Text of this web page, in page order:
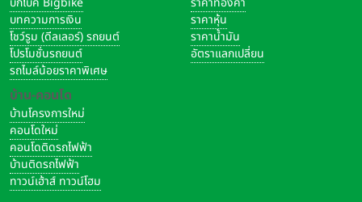
บทความการเงิน
โชว์รูม (ดีลเลอร์) รถยนต์
โปรโมชั่นรถยนต์
รถไมล์น้อยราคาพิเศษ
บ้าน-คอนโด
บ้านโครงการใหม่
คอนโดใหม่
คอนโดติดรถไฟฟ้า
บ้านติดรถไฟฟ้า
ทาวน์เฮ้าส์ ทาวน์โฮม
ราคาหุ้น
ราคาน้ำมัน
อัตราแลกเปลี่ยน